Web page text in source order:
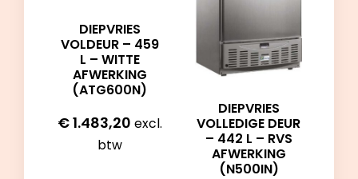
DIEPVRIES
VOLDEUR – 459
L – WITTE
AFWERKING
(ATG600N)
€1.483,20 excl.
btw
DIEPVRIES
VOLLEDIGE DEUR
– 442 L – RVS
AFWERKING
(N500IN)